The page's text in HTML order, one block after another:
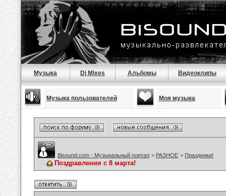
Музыка Dj Mixes Альбомы Видеоклипы
Музыка пользователей Моя музыка
Bisound.com - Музыкальный портал > РАЗНОЕ > Праздники!
Поздравления с 8 марта!